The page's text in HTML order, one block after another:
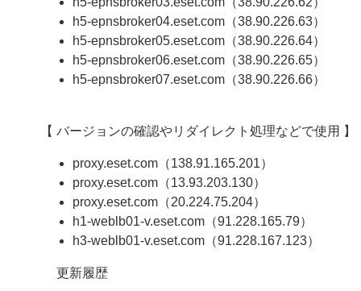
h5-epnsbroker04.eset.com（38.90.226.63）
h5-epnsbroker05.eset.com（38.90.226.64）
h5-epnsbroker06.eset.com（38.90.226.65）
h5-epnsbroker07.eset.com（38.90.226.66）
【 バージョンの確認やリダイレクト処理などで使用 】
proxy.eset.com（138.91.165.201）
proxy.eset.com（13.93.203.130）
proxy.eset.com（20.224.75.204）
h1-weblb01-v.eset.com（91.228.165.79）
h3-weblb01-v.eset.com（91.228.167.123）
更新履歴